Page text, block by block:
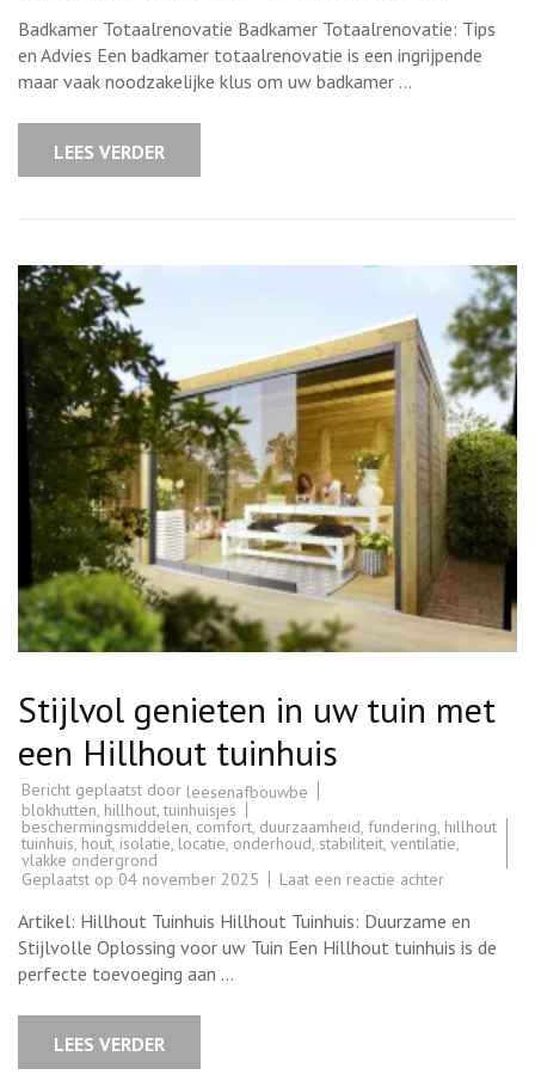
wat
u
moet
Badkamer Totaalrenovatie Badkamer Totaalrenovatie: Tips
en Advies Een badkamer totaalrenovatie is een ingrijpende
maar vaak noodzakelijke klus om uw badkamer …
LEES VERDER
Stijlvol genieten in uw tuin met
een Hillhout tuinhuis
Bericht geplaatst door leesenafbouwbe
blokhutten, hillhout,tuinhuisjes
beschermingsmiddelen, comfort, duurzaamheid, fundering, hillhout
tuinhuis, hout, isolatie, locatie, onderhoud, stabiliteit, ventilatie,
vlakke ondergrond
Geplaatst op 04 november 2025 Laat een reactie achterop
in
uw
tuin
Artikel: Hillhout Tuinhuis Hillhout Tuinhuis: Duurzame en
Stijlvolle Oplossing voor uw Tuin Een Hillhout tuinhuis is de
perfecte toevoeging aan …
LEES VERDER